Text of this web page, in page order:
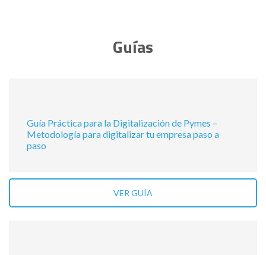
Guías
Guía Práctica para la Digitalización de Pymes –
Metodología para digitalizar tu empresa paso a
paso
VER GUÍA